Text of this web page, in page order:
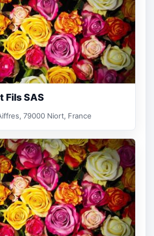
Fils SAS
79000 Niort, France